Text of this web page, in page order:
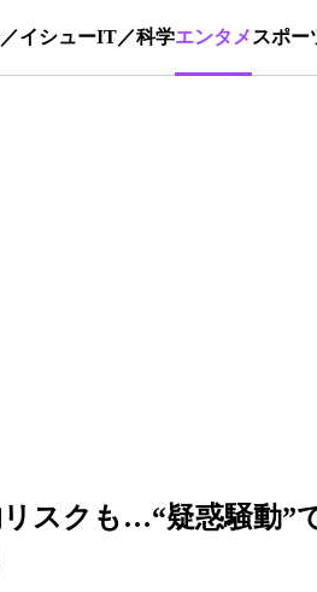
イシューIT／科学エンタメ スポー
スクも…“疑惑騒動”